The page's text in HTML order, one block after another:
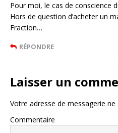
Pour moi, le cas de conscience
Hors de question d’acheter un
Fraction…
RÉPONDRE
Laisser un
Votre adresse de messagerie ne
Commentaire